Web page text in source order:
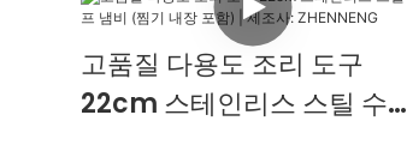
고품질 다용도 조리 도구
22cm 스테인리스 스틸 수프